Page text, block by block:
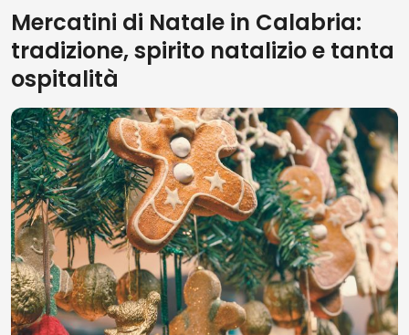
Mercatini di Natale in Calabria:
tradizione, spirito natalizio e tanta
ospitalità